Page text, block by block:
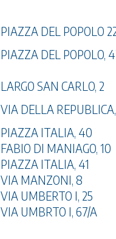
PIAZZA DEL POPOLO
PIAZZA DEL POPOLO,
LARGO SAN CARLO, 2
VIA DELLA
PIAZZA ITALIA, 40
FABIO DI MANIAGO, 10
PIAZZA ITALIA, 41
VIA MANZONI, 8
VIA UMBERTO I, 25
VIA UMBRTO I, 67/A